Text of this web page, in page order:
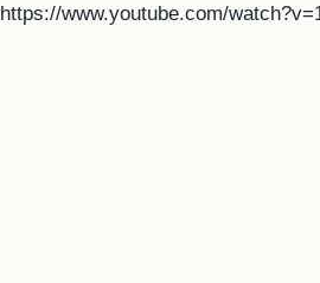
https://www.youtube.com/